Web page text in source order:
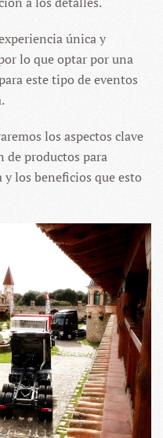
única y
lo que optar por una
este tipo de eventos
los aspectos clave
de productos para
y los beneficios que esto